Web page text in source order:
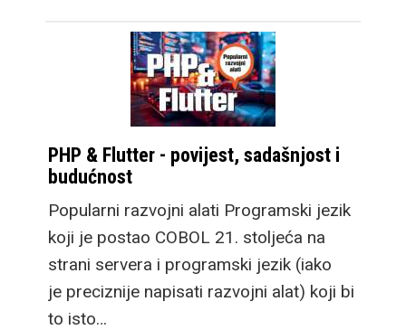
PHP & Flutter - povijest, sadašnjost i
budućnost
Popularni razvojni alati Programski jezik
koji je postao COBOL 21. stoljeća na
strani servera i programski jezik (iako
je preciznije napisati razvojni alat) koji bi
to isto…